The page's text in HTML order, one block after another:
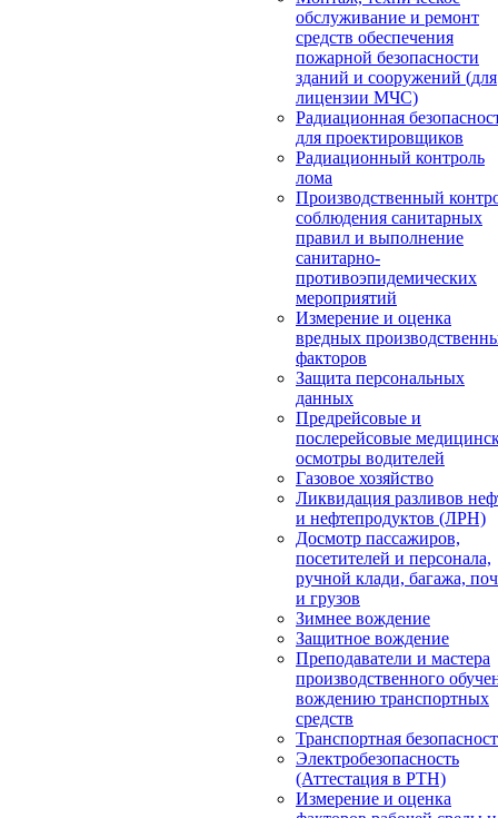
обслуживание и ремонт
средств обеспечения
пожарной безопасности
зданий и сооружений (для
лицензии МЧС)
Радиационная
для проектировщиков
Радиационный контроль
лома
Производственный
соблюдения санитарных
правил и выполнение
санитарно-
противоэпидемических
мероприятий
Измерение и оценка
вредных
факторов
Защита персональных
данных
Предрейсовые и
послерейсовые
осмотры водителей
Газовое хозяйство
Ликвидация разливов
и нефтепродуктов (ЛРН)
Досмотр пассажиров,
посетителей и персонала,
ручной клади, багажа,
и грузов
Зимнее вождение
Защитное вождение
Преподаватели и мастера
производственного
вождению транспортных
средств
Транспортная
Электробезопасность
(Аттестация в РТН)
Измерение и оценка